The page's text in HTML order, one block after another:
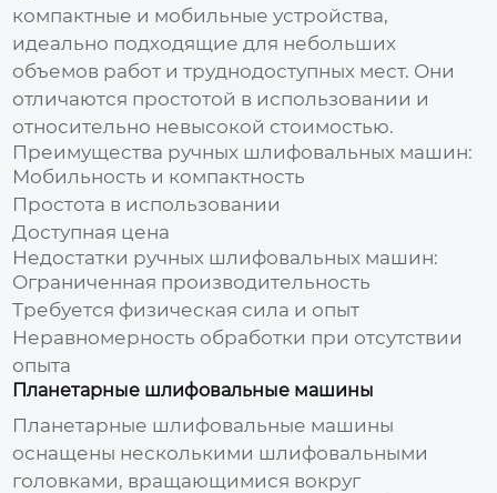
компактные и мобильные устройства,
идеально подходящие для небольших
объемов работ и труднодоступных мест. Они
отличаются простотой в использовании и
относительно невысокой стоимостью.
Преимущества ручных шлифовальных машин:
Мобильность и компактность
Простота в использовании
Доступная цена
Недостатки ручных шлифовальных машин:
Ограниченная производительность
Требуется физическая сила и опыт
Неравномерность обработки при отсутствии
опыта
Планетарные шлифовальные машины
Планетарные шлифовальные машины
оснащены несколькими шлифовальными
головками, вращающимися вокруг